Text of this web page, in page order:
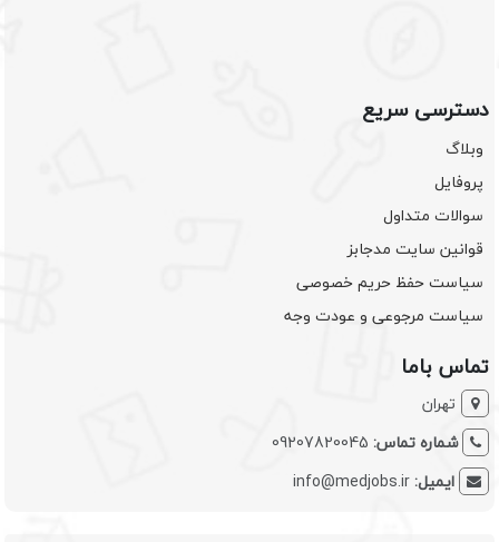
دسترسی سریع
وبلاگ
پروفایل
سوالات متداول
قوانین سایت مدجابز
سیاست حفظ حریم خصوصی
سیاست مرجوعی و عودت وجه
تماس باما
تهران
شماره تماس: 09207820045
ایمیل:info@medjobs.ir